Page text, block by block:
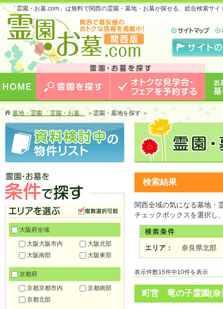
「霊園・お墓.com」は無料で関西の霊園・墓地・お墓が探せる、総合検索サ
お墓のことなら霊園・お墓.com 関西版 関西で
最安値のおトクな情報を掲載中！
する
墓地・霊園 「霊園・お墓」 ＞ 霊園・墓地を探す ＞
検索結果
関西全域の気になる墓地・
チェックボックスを選択し
エリア： 奈良県北部
表示件数15件中10件を表示
町営 竜の子霊園(
霊園・お墓を条件で探す
大阪府全域
大阪大阪市内
大阪北部
大阪南部
大阪東部
京都府
京都京都市内
京都南部
京都北部